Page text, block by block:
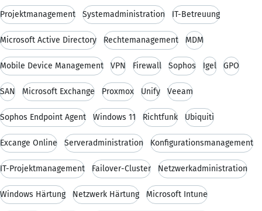
Projektmanagement Systemadministration IT-Betreuung
Microsoft Active Directory Rechtemanagement MDM
Mobile Device Management VPN Firewall Sophos Igel GPO
SAN Microsoft Exchange Proxmox Unify Veeam
Sophos Endpoint Agent Windows 11 Richtfunk Ubiquiti
Excange Online Serveradministration Konfigurationsmanagement
IT-Projektmanagement Failover-Cluster Netzwerkadministration
Windows Härtung Netzwerk Härtung Microsoft Intune